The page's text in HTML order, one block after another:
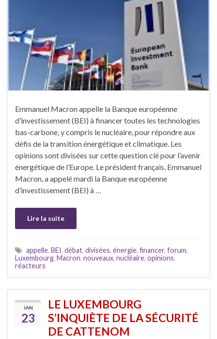
Emmanuel Macron appelle la Banque européenne
d’investissement (BEI) à financer toutes les technologies
bas-carbone, y compris le nucléaire, pour répondre aux
défis de la transition énergétique et climatique. Les
opinions sont divisées sur cette question clé pour l’avenir
énergétique de l’Europe. Le président français, Emmanuel
Macron, a appelé mardi la Banque européenne
d’investissement (BEI) à …
Lire la suite
appelle, BEI , débat, divisées, énergie, financer, forum,
Luxembourg, Macron, nouveaux, nucléaire, opinions,
réacteurs
JAN
23
LE LUXEMBOURG
S’INQUIÈTE DE LA SÉCURITÉ
DE CATTENOM